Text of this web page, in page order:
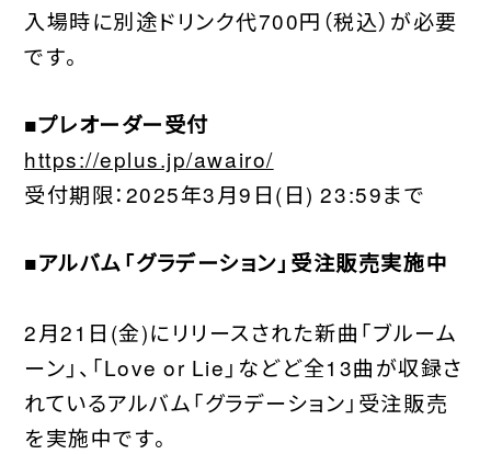
入場時に別途ドリンク代700円（税込）が必要
です。
■プレオーダー受付
https://eplus.jp/awairo/
受付期限：2025年3月9日(日) 23:59まで
■アルバム「グラデーション」受注販売実施中
2月21日(金)にリリースされた新曲「ブルーム
ーン」、「Love or Lie」などど全13曲が収録さ
れているアルバム「グラデーション」受注販売
を実施中です。